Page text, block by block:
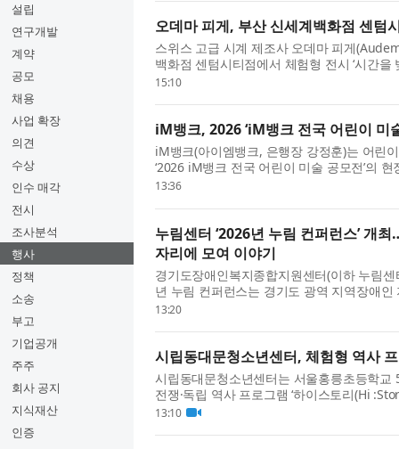
설립
연구개발
계약
공모
채용
사업 확장
의견
수상
인수 매각
전시
조사분석
행사
정책
소송
부고
기업공개
주주
회사 공지
지식재산
인증
오데마 피게, 부산 신세계백화점 센텀
스위스 고급 시계 제조사 오데마 피게
백화점 센텀시티점에서 체험형 전시 ‘시간
From Le Brassus to Busan)’를 개최한다...
15:10
iM뱅크, 2026 ‘iM뱅크 전국 어린이 미
iM뱅크(아이엠뱅크, 은행장 강정훈)는 어린
‘2026 iM뱅크 전국 어린이 미술 공모전’의
매년 iM뱅크가 실시하는 대표적인...
13:36
누림센터 ‘2026년 누림 컨퍼런스’ 개
자리에 모여 이야기
경기도장애인복지종합지원센터(이하 누림
년 누림 컨퍼런스는 경기도 광역 지역장애
그동안 추진해 온 경기도 자립전환지원...
13:20
시립동대문청소년센터, 체험형 역사
시립동대문청소년센터는 서울홍릉초등학
전쟁·독립 역사 프로그램 ‘하이스토리(Hi
립운동과 한국전쟁을 중심으로 우리...
13:10